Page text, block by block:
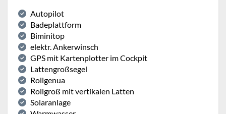
Autopilot
Badeplattform
Biminitop
elektr. Ankerwinsch
GPS mit Kartenplotter im Cockpit
Lattengroßsegel
Rollgenua
Rollgroß mit vertikalen Latten
Solaranlage